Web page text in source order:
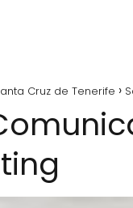
Cruz de Tenerife